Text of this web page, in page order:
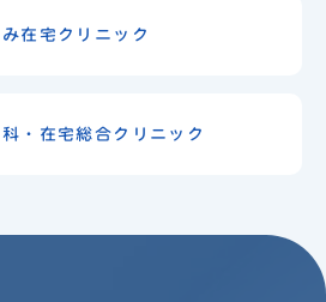
在宅クリニック
・在宅総合クリニック